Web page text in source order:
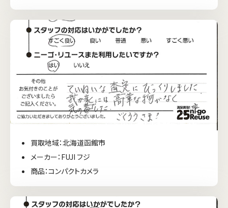
買取地域：北海道函館市
メーカー：FUJI フジ
商品：コンパクトカメラ